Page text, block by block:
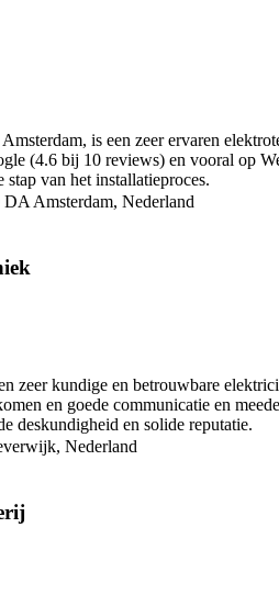
is een zeer ervaren
(4.6 bij 10 reviews) en vooral op
van het installatieproces.
Amsterdam, Nederland
zeer kundige en betrouwbare
en goede communicatie en
deskundigheid en solide reputatie.
Nederland